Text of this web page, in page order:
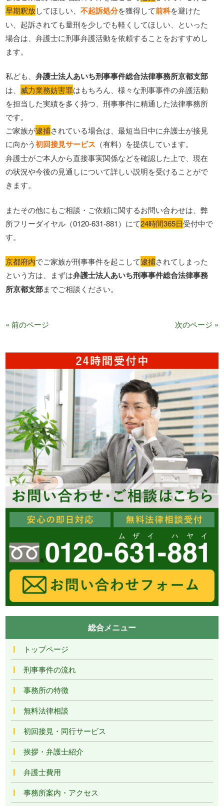
早期釈放してほしい、不起訴処分を獲得して前科を避けた
い、起訴されても量刑を少しでも軽くしてほしい、といった
場合は、弁護士に刑事弁護活動を依頼することをおすすめし
ます。
私ども、弁護士法人あいち刑事事件総合法律事務所京都支部
は、 威力業務妨害罪はもちろん、様々な刑事事件の弁護活動
を担当した実績を多く持つ、刑事事件に精通した法律事務所
です。
ご家族が逮捕されている場合は、最短当日中に弁護士が接見
に向かう初回接見サービス （有料）を提供しています。
弁護士がご本人から直接事実関係などを確認した上で、現在
の状況や今後の見通しについて詳しい説明を受けることがで
きます。
またその他にもご相談・ご依頼に関するお問い合わせは、弊
所フリーダイヤル（0120‐631‐881）にて24時間365日受付中で
す。
京都府内でご家族が刑事事件を起こして逮捕されてしまった
という方は、まずは弁護士法人あいち刑事事件総合法律事務
所京都支部までご相談ください。
« 前のページ 次のページ »
総合メニュー
トップページ
刑事事件の流れ
事務所の特徴
無料法律相談
初回接見・同行サービス
挨拶・弁護士紹介
弁護士費用
事務所案内・アクセス